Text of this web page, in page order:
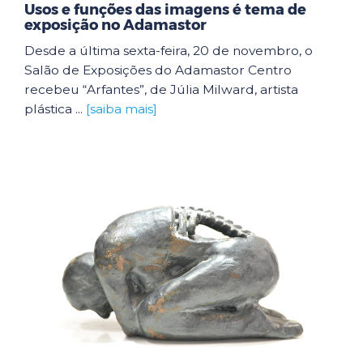
Usos e funções das imagens é tema de
exposição no Adamastor
Desde a última sexta-feira, 20 de novembro, o
Salão de Exposições do Adamastor Centro
recebeu “Arfantes”, de Júlia Milward, artista
plástica ... [saiba mais]